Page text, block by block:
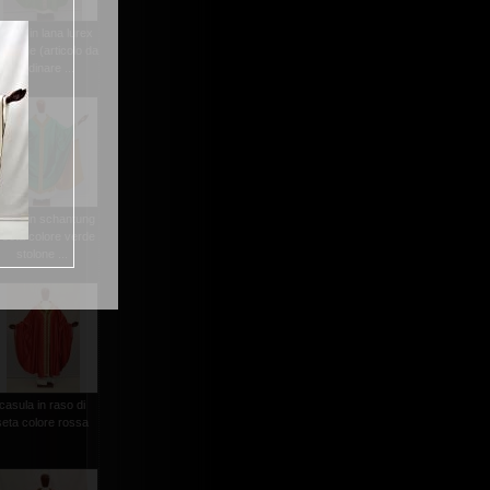
in schantung
casula in raso di
colore rossa